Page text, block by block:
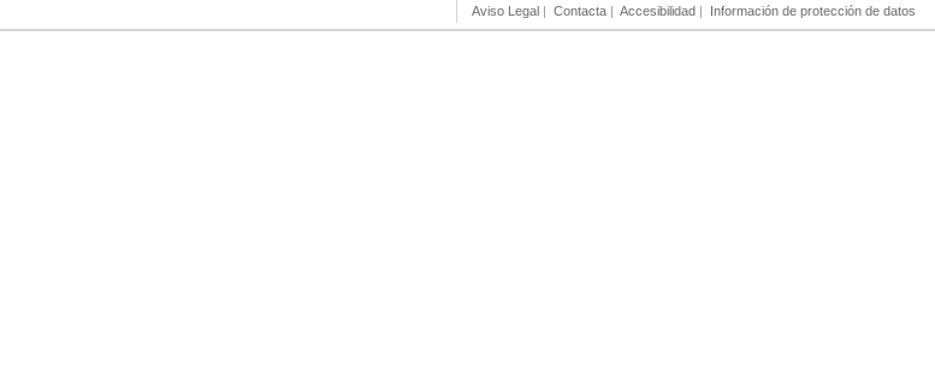
Aviso Legal | Contacta | Accesibilidad | Información de protección de datos